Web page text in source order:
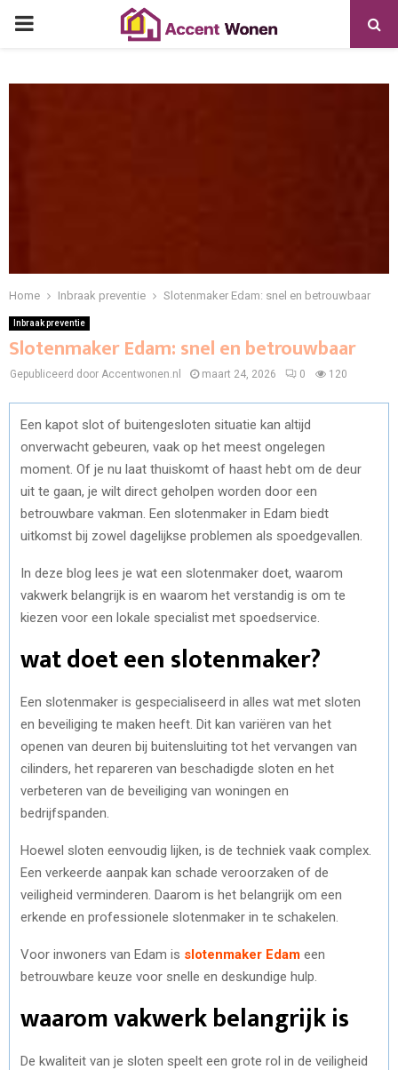
PRIMARY
Home Inbraak preventie Slotenmaker Edam: snel en betrouwbaar
Inbraak preventie
Slotenmaker Edam: snel en betrouwbaar
Gepubliceerd door Accentwonen.nl maart 24, 2026 0 120
Een kapot slot of buitengesloten situatie kan altijd
onverwacht gebeuren, vaak op het meest ongelegen
moment. Of je nu laat thuiskomt of haast hebt om de deur
uit te gaan, je wilt direct geholpen worden door een
betrouwbare vakman. Een slotenmaker in Edam biedt
uitkomst bij zowel dagelijkse problemen als spoedgevallen.
In deze blog lees je wat een slotenmaker doet, waarom
vakwerk belangrijk is en waarom het verstandig is om te
kiezen voor een lokale specialist met spoedservice.
wat doet een slotenmaker?
Een slotenmaker is gespecialiseerd in alles wat met sloten
en beveiliging te maken heeft. Dit kan variëren van het
openen van deuren bij buitensluiting tot het vervangen van
cilinders, het repareren van beschadigde sloten en het
verbeteren van de beveiliging van woningen en
bedrijfspanden.
Hoewel sloten eenvoudig lijken, is de techniek vaak complex.
Een verkeerde aanpak kan schade veroorzaken of de
veiligheid verminderen. Daarom is het belangrijk om een
erkende en professionele slotenmaker in te schakelen.
Voor inwoners van Edam is slotenmaker Edam een
betrouwbare keuze voor snelle en deskundige hulp.
waarom vakwerk belangrijk is
De kwaliteit van je sloten speelt een grote rol in de veiligheid